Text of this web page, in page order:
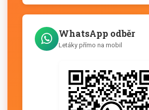
WhatsApp odběr
Letáky přímo na mobil